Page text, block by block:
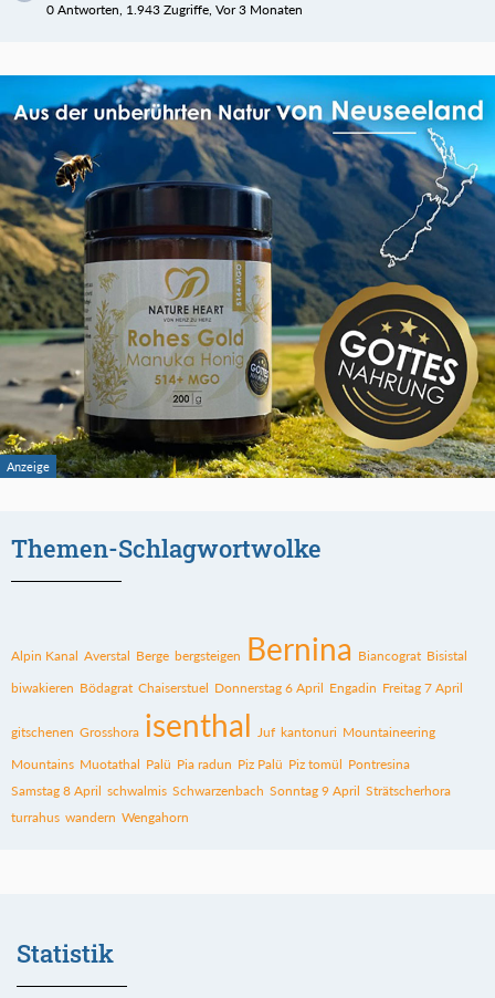
0 Antworten, 1.943 Zugriffe, Vor 3 Monaten
Themen-Schlagwortwolke
Alpin Kanal Averstal Berge bergsteigen Bernina Biancograt Bisistal
biwakieren Bödagrat Chaiserstuel Donnerstag 6 April Engadin Freitag 7 April
gitschenen Grosshora isenthal Juf kantonuri Mountaineering
Mountains Muotathal Palü Pia radun Piz Palü Piz tomül Pontresina
Samstag 8 April schwalmis Schwarzenbach Sonntag 9 April Strätscherhora
turrahus wandern Wengahorn
Statistik